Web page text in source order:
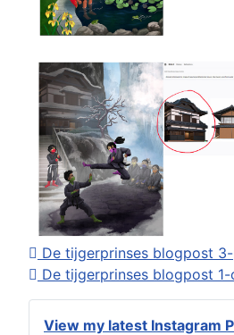
View my latest Instagram
De tijgerprinses blogpost
De tijgerprinses blogpost